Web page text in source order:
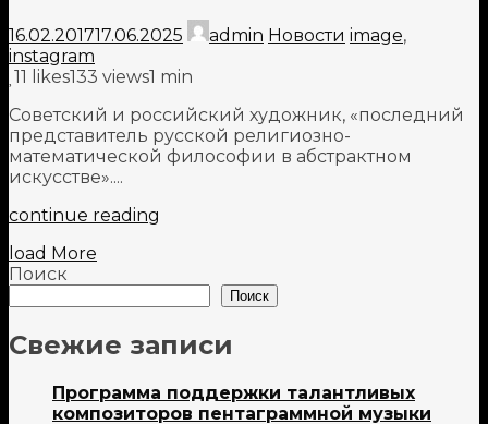
16.02.201717.06.2025 admin Новости image,
instagram
11 likes133 views1 min
Советский и российский художник, «последний
представитель русской религиозно-
математической философии в абстрактном
искусстве»....
continue reading
load More
Поиск
Поиск
Свежие записи
Программа поддержки талантливых
композиторов пентаграммной музыки